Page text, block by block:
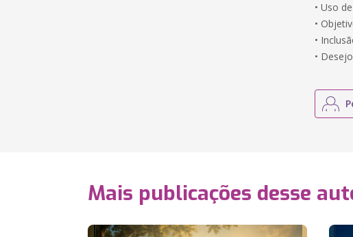
• Uso
•
•
•
Mais publicações desse